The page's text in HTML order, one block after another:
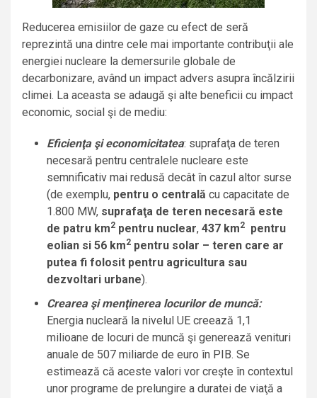
Reducerea emisiilor de gaze cu efect de seră
reprezintă una dintre cele mai importante contribuţii ale
energiei nucleare la demersurile globale de
decarbonizare, având un impact advers asupra încălzirii
climei. La aceasta se adaugă şi alte beneficii cu impact
economic, social şi de mediu:
Eficienţa şi economicitatea: suprafaţa de teren
necesară pentru centralele nucleare este
semnificativ mai redusă decât în cazul altor surse
(de exemplu, pentru o centrală cu capacitate de
1.800 MW, suprafaţa de teren necesară este
de patru km2 pentru nuclear, 437 km2
pentru
eolian si 56 km2 pentru solar – teren care ar
putea fi folosit pentru agricultura sau
dezvoltari urbane).
Crearea şi menţinerea locurilor de muncă:
Energia nucleară la nivelul UE creează 1,1
milioane de locuri de muncă şi generează venituri
anuale de 507 miliarde de euro în PIB. Se
estimează că aceste valori vor creşte în contextul
unor programe de prelungire a duratei de viaţă a